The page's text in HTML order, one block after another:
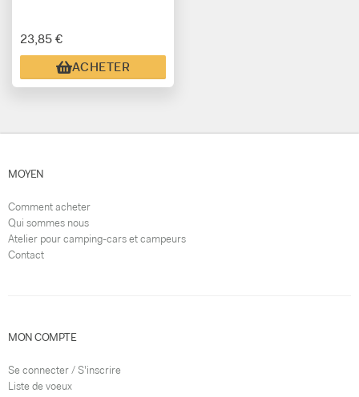
23,85 €
ACHETER
MOYEN
Comment acheter
Qui sommes nous
Atelier pour camping-cars et campeurs
Contact
MON COMPTE
Se connecter / S'inscrire
Liste de voeux